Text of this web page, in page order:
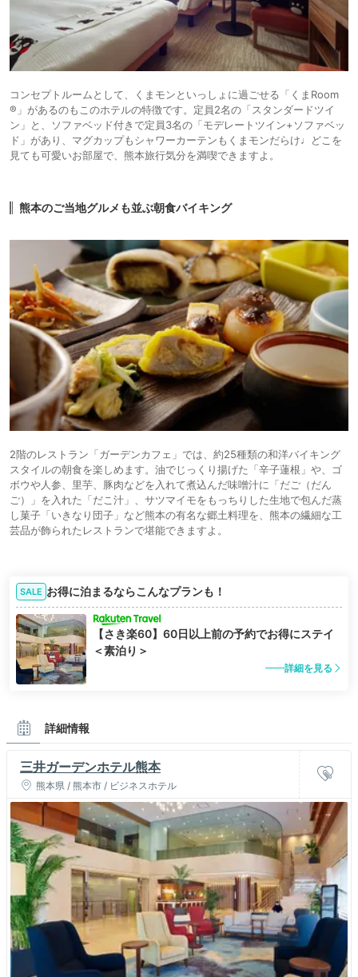
コンセプトルームとして、くまモンといっしょに過ごせる「くまRoom
®」があるのもこのホテルの特徴です。定員2名の「スタンダードツイ
ン」と、ソファベッド付きで定員3名の「モデレートツイン+ソファベッ
ド」があり、マグカップもシャワーカーテンもくまモンだらけ♩どこを
見ても可愛いお部屋で、熊本旅行気分を満喫できますよ。
熊本のご当地グルメも並ぶ朝食バイキング
2階のレストラン「ガーデンカフェ」では、約25種類の和洋バイキング
スタイルの朝食を楽しめます。油でじっくり揚げた「辛子蓮根」や、ゴ
ボウや人参、里芋、豚肉などを入れて煮込んだ味噌汁に「だご（だん
ご）」を入れた「だこ汁」、サツマイモをもっちりした生地で包んだ蒸
し菓子「いきなり団子」など熊本の有名な郷土料理を、熊本の繊細な工
芸品が飾られたレストランで堪能できますよ。
SALE お得に泊まるならこんなプランも！
【さき楽60】60日以上前の予約でお得にステイ
＜素泊り＞
詳細を見る
詳細情報
三井ガーデンホテル熊本
熊本県 / 熊本市 / ビジネスホテル